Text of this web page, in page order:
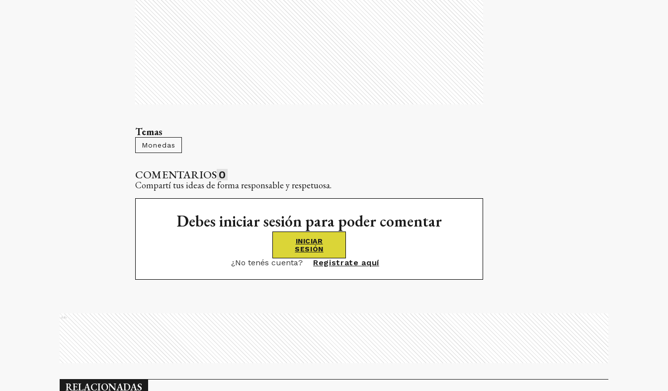
Temas
Monedas
COMENTARIOS 0
Compartí tus ideas de forma responsable y respetuosa.
Debes iniciar sesión para poder comentar
INICIAR
SESIÓN
¿No tenés cuenta? Registrate aquí
Ads
RELACIONADAS